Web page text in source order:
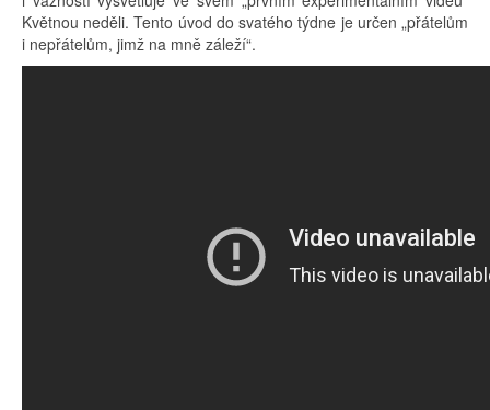
Květnou neděli. Tento úvod do svatého týdne je určen „přátelům
i nepřátelům, jimž na mně záleží“.